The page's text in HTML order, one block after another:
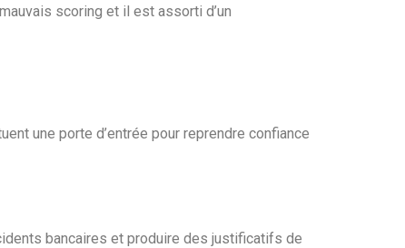
scoring et il est assorti d’un
une porte d’entrée pour reprendre confiance
bancaires et produire des justificatifs de